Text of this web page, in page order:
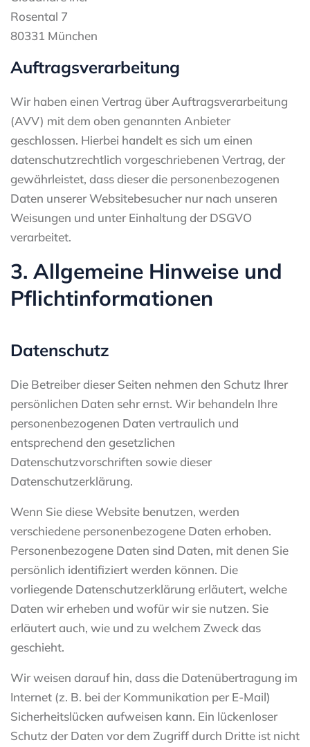
Rosental 7
80331 München
Auftragsverarbeitung
Wir haben einen Vertrag über Auftragsverarbeitung
(AVV) mit dem oben genannten Anbieter
geschlossen. Hierbei handelt es sich um einen
datenschutzrechtlich vorgeschriebenen Vertrag, der
gewährleistet, dass dieser die personenbezogenen
Daten unserer Websitebesucher nur nach unseren
Weisungen und unter Einhaltung der DSGVO
verarbeitet.
3. Allgemeine Hinweise und
Pflicht­informationen
Datenschutz
Die Betreiber dieser Seiten nehmen den Schutz Ihrer
persönlichen Daten sehr ernst. Wir behandeln Ihre
personenbezogenen Daten vertraulich und
entsprechend den gesetzlichen
Datenschutzvorschriften sowie dieser
Datenschutzerklärung.
Wenn Sie diese Website benutzen, werden
verschiedene personenbezogene Daten erhoben.
Personenbezogene Daten sind Daten, mit denen Sie
persönlich identifiziert werden können. Die
vorliegende Datenschutzerklärung erläutert, welche
Daten wir erheben und wofür wir sie nutzen. Sie
erläutert auch, wie und zu welchem Zweck das
geschieht.
Wir weisen darauf hin, dass die Datenübertragung im
Internet (z. B. bei der Kommunikation per E-Mail)
Sicherheitslücken aufweisen kann. Ein lückenloser
Schutz der Daten vor dem Zugriff durch Dritte ist nicht